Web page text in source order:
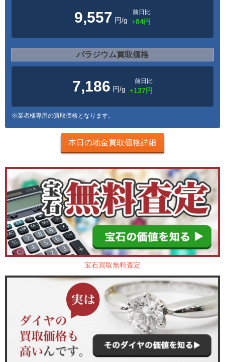
9,557 円/g
前日比
+84円
パラジウム買取価格
7,186 円/g
前日比
+137円
※業者様専用の買取価格となります。
本日の地金買取価格詳細
宝石買取無料査定